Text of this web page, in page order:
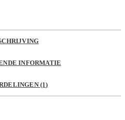
INFORMATIE
(1)